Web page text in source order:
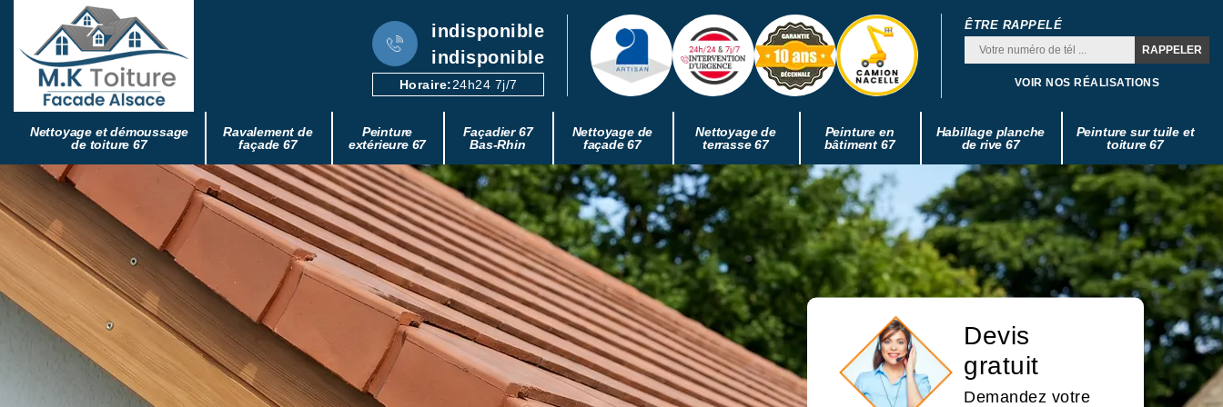
indisponible
indisponible
Horaire:24h24 7j/7
ÊTRE RAPPELÉ
VOIR NOS RÉALISATIONS
Nettoyage et démoussage
de toiture 67
Ravalement de
façade 67
Peinture
extérieure 67
Façadier 67
Bas-Rhin
Nettoyage de
façade 67
Nettoyage de
terrasse 67
Peinture en
bâtiment 67
Habillage planche
de rive 67
Peinture sur tuile et
toiture 67
Devis
gratuit
Demandez votre